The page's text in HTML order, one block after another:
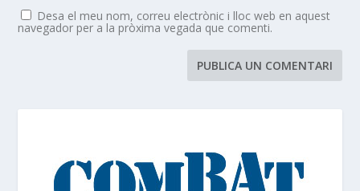
Desa el meu nom, correu electrònic i lloc web en aquest
navegador per a la pròxima vegada que comenti.